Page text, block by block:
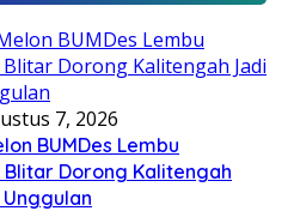
7, 2026
BUMDes Lembu
Dorong Kalitengah